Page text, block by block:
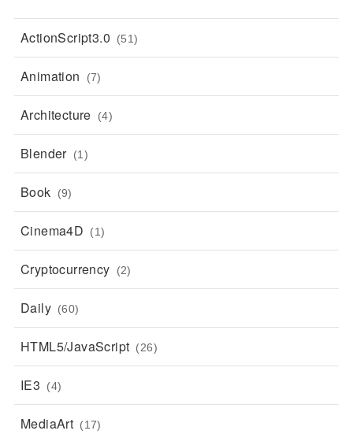
ActionScript3.0 (51)
Animation (7)
Architecture (4)
Blender (1)
Book (9)
Cinema4D (1)
Cryptocurrency (2)
Daily (60)
HTML5/JavaScript (26)
IE3 (4)
MediaArt (17)